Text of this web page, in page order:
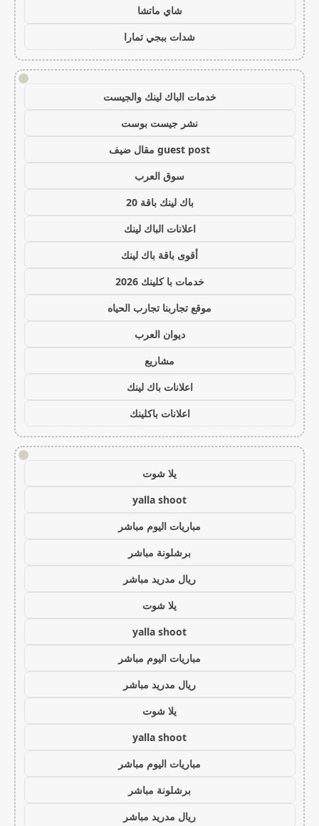
شاي ماتشا
شدات ببجي تمارا
!
خدمات الباك لينك والجيست
نشر جيست بوست
guest post مقال ضيف
سوق العرب
باك لينك باقة 20
اعلانات الباك لينك
أقوى باقة باك لينك
خدمات با كلينك 2026
موقع تجاربنا تجارب الحياه
ديوان العرب
مشاريع
اعلانات باك لينك
اعلانات باكلينك
!
يلا شوت
yalla shoot
مباريات اليوم مباشر
برشلونة مباشر
ريال مدريد مباشر
يلا شوت
yalla shoot
مباريات اليوم مباشر
ريال مدريد مباشر
يلا شوت
yalla shoot
مباريات اليوم مباشر
برشلونة مباشر
ريال مدريد مباشر